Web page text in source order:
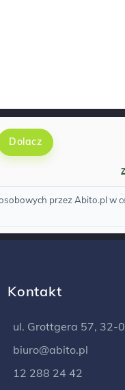
Dolacz
przez Abito.pl w
Kontakt
ul. Grottgera 57, 32-
biuro@abito.pl
12 288 24 42